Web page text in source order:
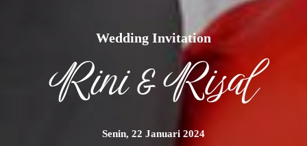
Wedding Invitation
Rini & Risal
Senin, 22 Januari 2024